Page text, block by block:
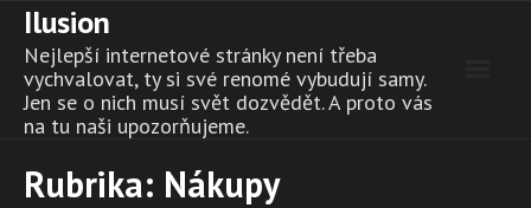
Skip
content
Ilusion
Nejlepší internetové stránky není třeba
vychvalovat, ty si své renomé vybudují samy.
Jen se o nich musí svět dozvědět. A proto vás
na tu naši upozorňujeme.
Rubrika: Nákupy